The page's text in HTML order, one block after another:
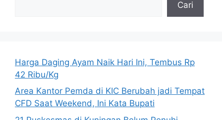
Cari
Harga Daging Ayam Naik Hari Ini, Tembus Rp
42 Ribu/Kg
Area Kantor Pemda di KIC Berubah jadi Tempat
CFD Saat Weekend, Ini Kata Bupati